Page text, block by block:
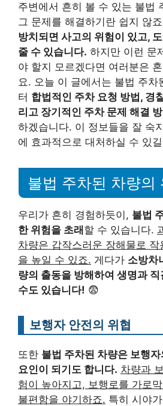
주변에서 흔히 볼 수 있는 불법
그 문제를 해결하기란 쉽지 않
방치되면 사고의 위험이 있고,
줄 수 있습니다. 하지만 이런 문
야 할지 모르겠다면 여러분은
요. 오늘 이 글에서는 불법 주차
터 합법적인 주차 요청 방법, 경
리고 장기적인 주차 문제 해결
하겠습니다. 이 정보들을 잘 숙
에 효과적으로 대처하실 수 있
불법 주차된 차량의
우리가 흔히 경험하듯이, 불법
한 위험을 초래할 수 있습니다.
차량은 갑작스러운 장해물로 작
을 높일 수 있죠. 게다가 소방차
량의 출동을 방해하여 생명과
수도 있습니다! 😨
보행자 안전의 위협
또한 불법 주차된 차량은 보행
요인이 되기도 합니다. 차량과
험이 높아지고, 보행로를 가로
불편함을 야기하죠. 특히 시야